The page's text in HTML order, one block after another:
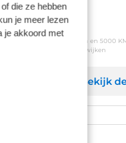
die ze hebben
je meer lezen
je akkoord met
359 p/m
btw o.b.v. 60 maanden en 5000
modellen kunnen afwijken
Bekijk